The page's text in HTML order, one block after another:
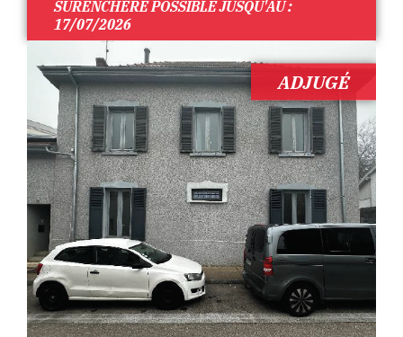
ADJUGÉ
SURENCHÈRE POSSIBLE JUSQU'AU :
17/07/2026